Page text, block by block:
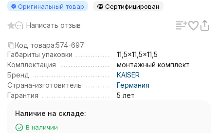
Оригинальный товар Сертифицирован
Написать отзыв
Код товара:574-697
Габариты упаковки
11,5x11,5x11,5
Комплектация
монтажный комплект
Бренд
KAISER
Страна-изготовитель
Германия
Гарантия
5 лет
Наличие на складе:
В наличии